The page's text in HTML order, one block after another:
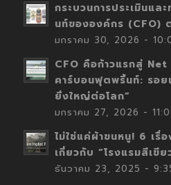
กระบวนการประเมินแ
นท์ขององค์กร (CFO)
มกราคม 30, 2026 -
CFO คือก้าวแรกสู่ Net
คาร์บอนฟุตพริ้นท์: รอย
ยิ่งใหญ่ต่อโลก”
มกราคม 27, 2026 -
ไม่ใช่แค่ผ้าขนหนู! 6 เรื่
เกี่ยวกับ “โรงแรมสีเขีย
ธันวาคม 23, 2025 -